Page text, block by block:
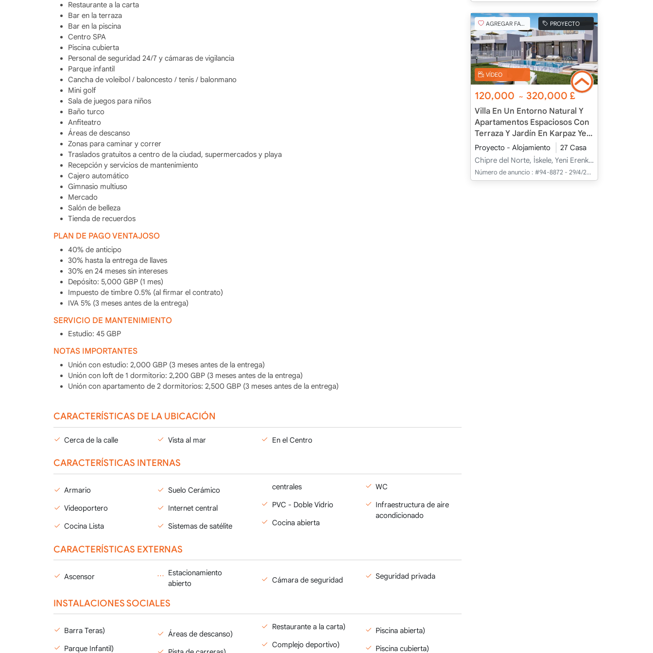
Restaurante a la carta
Bar en la terraza
Bar en la piscina
Centro SPA
Piscina cubierta
Personal de seguridad 24/7 y cámaras de vigilancia
Parque infantil
Cancha de voleibol / baloncesto / tenis / balonmano
Mini golf
Sala de juegos para niños
Baño turco
Anfiteatro
Áreas de descanso
Zonas para caminar y correr
Traslados gratuitos a centro de la ciudad, supermercados y playa
Recepción y servicios de mantenimiento
Cajero automático
Gimnasio multiuso
Mercado
Salón de belleza
Tienda de recuerdos
PLAN DE PAGO VENTAJOSO
40% de anticipo
30% hasta la entrega de llaves
30% en 24 meses sin intereses
Depósito: 5,000 GBP (1 mes)
Impuesto de timbre 0.5% (al firmar el contrato)
IVA 5% (3 meses antes de la entrega)
SERVICIO DE MANTENIMIENTO
Estudio: 45 GBP
NOTAS IMPORTANTES
Unión con estudio: 2,000 GBP (3 meses antes de la entrega)
Unión con loft de 1 dormitorio: 2,200 GBP (3 meses antes de la entrega)
Unión con apartamento de 2 dormitorios: 2,500 GBP (3 meses antes de la entrega)
CARACTERÍSTICAS DE LA UBICACIÓN
Cerca de la calle Vista al mar En el Centro
CARACTERÍSTICAS INTERNAS
Armario
Videoportero
Cocina Lista
Suelo Cerámico
Internet central
Sistemas de satélite
centrales
PVC - Doble Vidrio
Cocina abierta
WC
Infraestructura de aire
acondicionado
CARACTERÍSTICAS EXTERNAS
Ascensor
Estacionamiento
abierto
Cámara de seguridad Seguridad privada
INSTALACIONES SOCIALES
Barra Teras)
Parque Infantil)
Áreas de descanso)
Restaurante a la carta)
Complejo deportivo)
Piscina abierta)
Piscina cubierta)
AGREGAR FAVORITO PROYECTO
VÍDEO
120,000 ~ 320,000£
Villa En Un Entorno Natural Y
Apartamentos Espaciosos Con
Terraza Y Jardín En Karpaz Yeni
Erenköy, İskele, Chipre
Proyecto - Alojamiento
27 Casa
Chipre del Norte, İskele, Yeni Erenköy, Merkez - Merkez
Número de anuncio : #94-8872 - 29/4/2025